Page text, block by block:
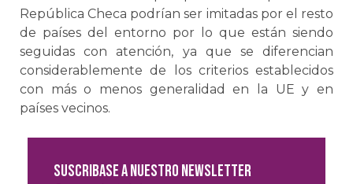
República Checa podrían ser imitadas por el resto
de países del entorno por lo que están siendo
seguidas con atención, ya que se diferencian
considerablemente de los criterios establecidos
con más o menos generalidad en la UE y en
países vecinos.
Suscribase a nuestro newsletter